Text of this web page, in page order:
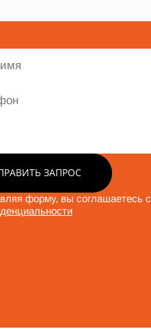
ЗАПРОС
форму, вы соглашаетесь с